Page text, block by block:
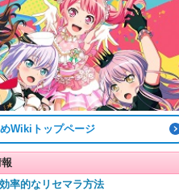
Wikiトップページ
効率的なリセマラ方法